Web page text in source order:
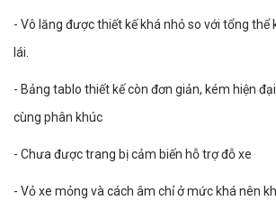
- Vô lăng được thiết kế khá nhỏ so với tổng thể
lái.
- Bảng tablo thiết kế còn đơn giản, kém hiện
cùng phân khúc
- Chưa được trang bị cảm biến hỗ trợ đỗ xe
- Vỏ xe mỏng và cách âm chỉ ở mức khá nên